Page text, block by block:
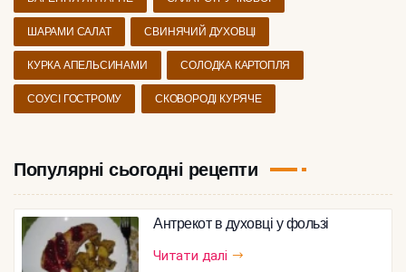
ШАРАМИ САЛАТ СВИНЯЧИЙ ДУХОВЦІ
КУРКА АПЕЛЬСИНАМИ СОЛОДКА КАРТОПЛЯ
СОУСІ ГОСТРОМУ СКОВОРОДІ КУРЯЧЕ
Популярні сьогодні рецепти
Антрекот в духовці у фользі
Читати далі